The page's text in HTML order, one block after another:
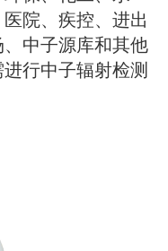
一个GM管
线。该仪
能量响应特
剂量管理软
器适用于环
、石油、医
器、机场、